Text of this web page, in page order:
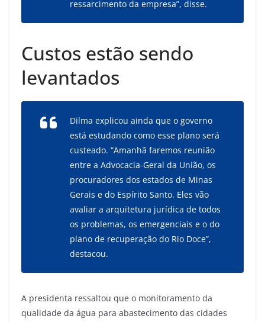
ressarcimento da empresa”, disse.
Custos estão sendo
levantados
Dilma explicou ainda que o governo
está estudando como esse plano será
custeado. “Amanhã faremos reunião
entre a Advocacia-Geral da União, os
procuradores dos estados de Minas
Gerais e do Espírito Santo. Eles vão
avaliar a arquitetura jurídica de todos
os problemas, os emergenciais e o do
plano de recuperação do Rio Doce”,
destacou.
A presidenta ressaltou que o monitoramento da
qualidade da água para abastecimento das cidades